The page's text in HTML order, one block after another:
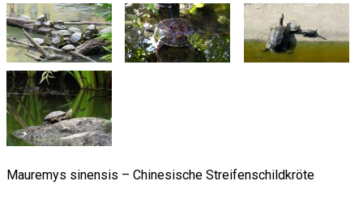
Mauremys sinensis – Chinesische Streifenschildkröte